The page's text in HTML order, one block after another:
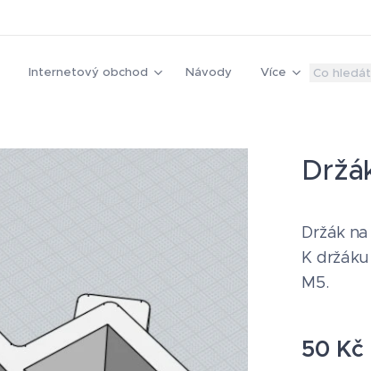
Internetový obchod Návody Více
Držák
K
M5.
50 Kč